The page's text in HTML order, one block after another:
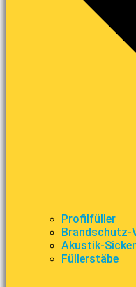
Profilfüller
Brandschutz-
Akustik-
Füllerstäbe